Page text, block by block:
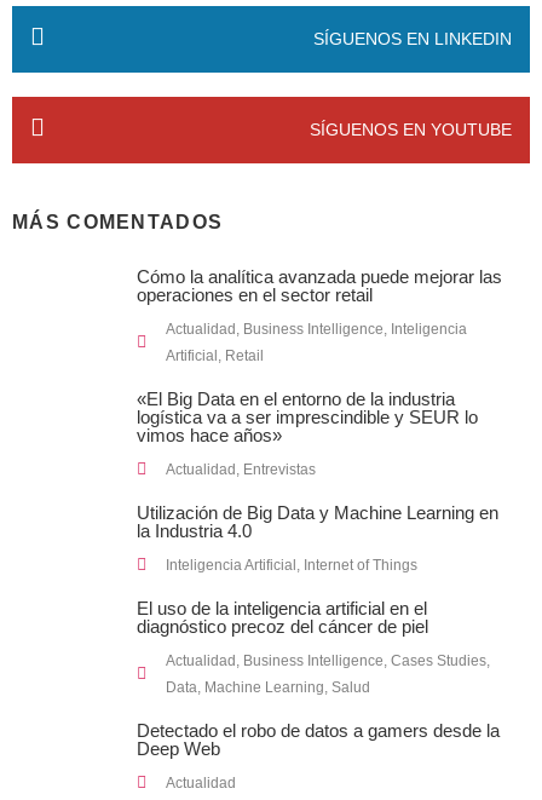
SÍGUENOS EN LINKEDIN
SÍGUENOS EN YOUTUBE
MÁS COMENTADOS
Cómo la analítica avanzada puede mejorar las
operaciones en el sector retail
Actualidad Business Intelligence Inteligencia
Artificial Retail
«El Big Data en el entorno de la industria
logística va a ser imprescindible y SEUR lo
vimos hace años»
Actualidad Entrevistas
Utilización de Big Data y Machine Learning en
la Industria 4.0
Inteligencia Artificial, Internet of Things
El uso de la inteligencia artificial en el
diagnóstico precoz del cáncer de piel
Actualidad , Business Intelligence, Cases Studies,
Data, Machine Learning, Salud
Detectado el robo de datos a gamers desde la
Deep Web
Actualidad